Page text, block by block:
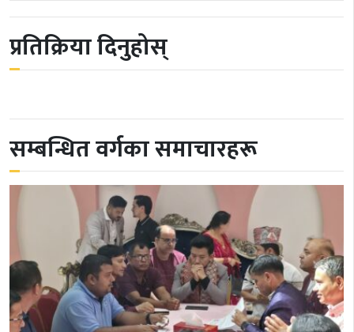
प्रतिक्रिया दिनुहोस्
सम्बन्धित वर्गका समाचारहरू